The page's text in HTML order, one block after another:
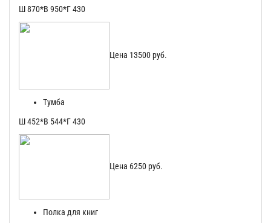
Ш 870*В 950*Г 430
Цена 13500 руб.
Тумба
Ш 452*В 544*Г 430
Цена 6250 руб.
Полка для книг